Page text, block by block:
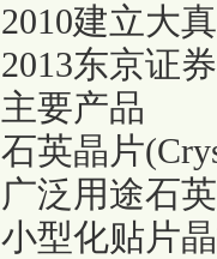
2010建立大
2013东京证
主要产品
石英晶片
广泛用途石
小型化贴片